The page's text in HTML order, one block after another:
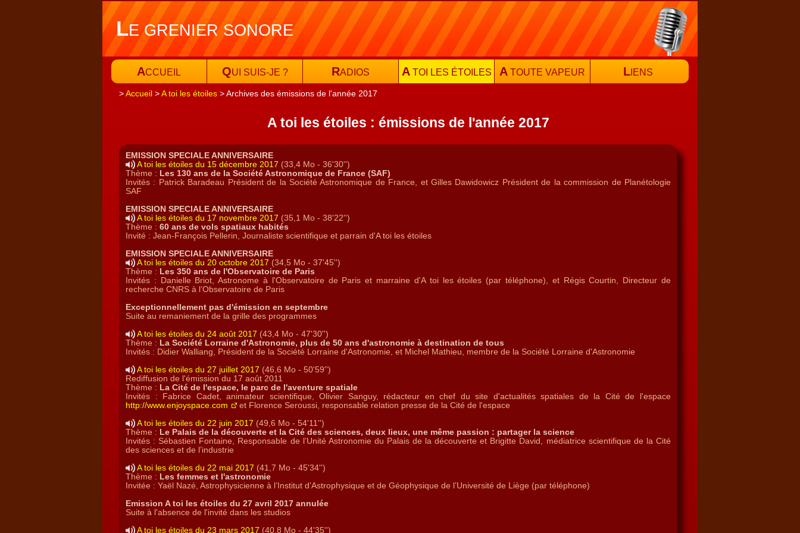
LE GRENIER SONORE
ACCUEIL QUI SUIS-JE ? RADIOS ATOI LES ÉTOILES A TOUTE VAPEUR LIENS
Accueil A toi les étoiles Archives des émissions de l'année 2017
A toi les étoiles : émissions de l'année 2017
EMISSION SPECIALE ANNIVERSAIRE
A toi les étoiles du 15 décembre 2017 (33,4 Mo - 36'30'')
Thème : Les 130 ans de la Société Astronomique de France (SAF)
Invités : Patrick Baradeau Président de la Société Astronomique de France, et Gilles Dawidowicz Président de la commission de Planétologie
SAF
EMISSION SPECIALE ANNIVERSAIRE
A toi les étoiles du 17 novembre 2017 (35,1 Mo - 38'22'')
Thème : 60 ans de vols spatiaux habités
Invité : Jean-François Pellerin, Journaliste scientifique et parrain d'A toi les étoiles
EMISSION SPECIALE ANNIVERSAIRE
A toi les étoiles du 20 octobre 2017 (34,5 Mo - 37'45'')
Thème : Les 350 ans de l'Observatoire de Paris
Invités : Danielle Briot, Astronome à l'Observatoire de Paris et marraine d'A toi les étoiles (par téléphone), et Régis Courtin, Directeur de
recherche CNRS à l’Observatoire de Paris
Exceptionnellement pas d'émission en septembre
Suite au remaniement de la grille des programmes
A toi les étoiles du 24 août 2017 (43,4 Mo - 47'30'')
Thème : La Société Lorraine d'Astronomie, plus de 50 ans d'astronomie à destination de tous
Invités : Didier Walliang, Président de la Société Lorraine d'Astronomie, et Michel Mathieu, membre de la Société Lorraine d'Astronomie
A toi les étoiles du 27 juillet 2017 (46,6 Mo - 50'59'')
Rediffusion de l'émission du 17 août 2011
Thème : La Cité de l'espace, le parc de l'aventure spatiale
Invités : Fabrice Cadet, animateur scientifique, Olivier Sanguy, rédacteur en chef du site d'actualités spatiales de la Cité de l'espace
http://www.enjoyspace.com
et Florence Seroussi, responsable relation presse de la Cité de l'espace
A toi les étoiles du 22 juin 2017 (49,6 Mo - 54'11'')
Thème : Le Palais de la découverte et la Cité des sciences, deux lieux, une même passion : partager la science
Invités : Sébastien Fontaine, Responsable de l’Unité Astronomie du Palais de la découverte et Brigitte David, médiatrice scientifique de la Cité
des sciences et de l’industrie
A toi les étoiles du 22 mai 2017 (41,7 Mo - 45'34'')
Thème : Les femmes et l'astronomie
Invitée : Yaël Nazé, Astrophysicienne à l’Institut d’Astrophysique et de Géophysique de l’Université de Liège (par téléphone)
Emission A toi les étoiles du 27 avril 2017 annulée
Suite à l'absence de l'invité dans les studios
A toi les étoiles du 23 mars 2017 (40,8 Mo - 44'35'')